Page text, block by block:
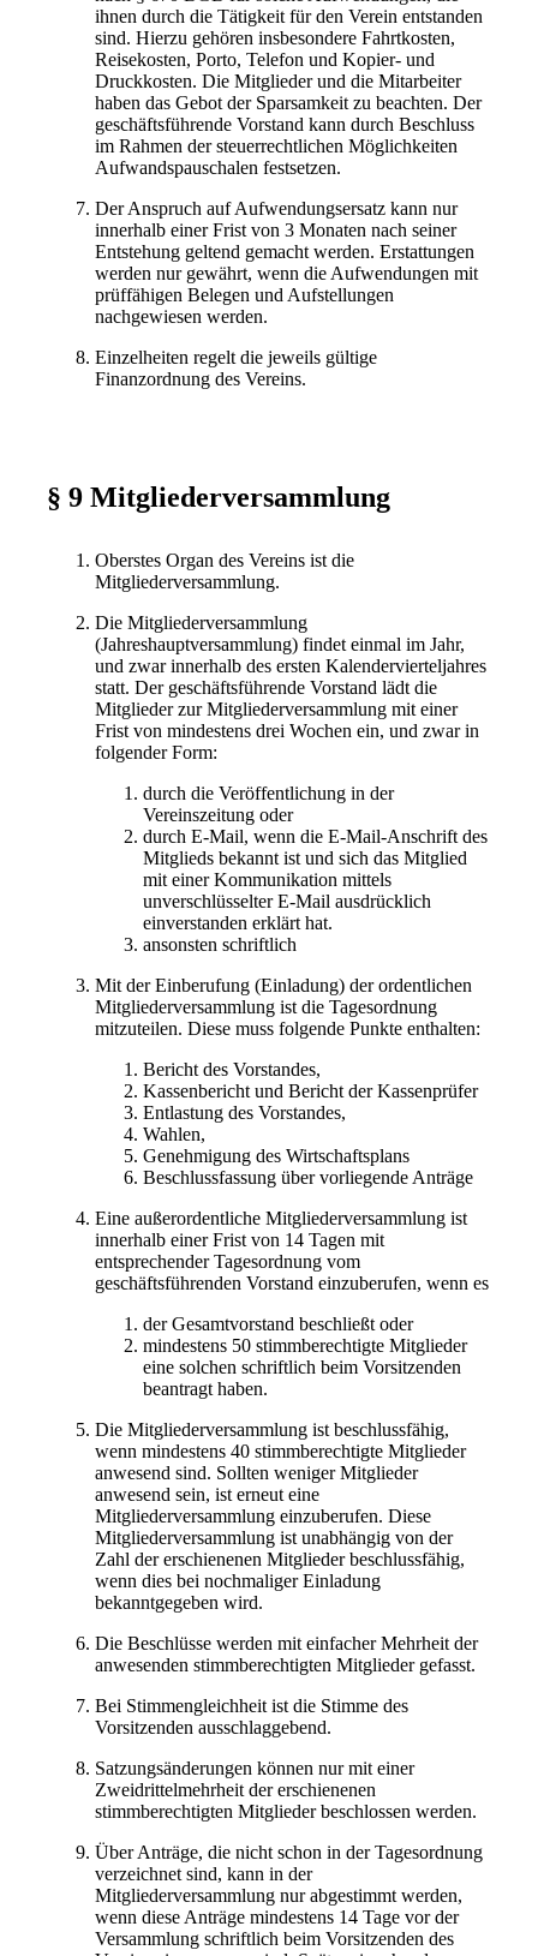
ihnen durch die Tätigkeit für den Verein entstanden
sind. Hierzu gehören insbesondere Fahrtkosten,
Reisekosten, Porto, Telefon und Kopier- und
Druckkosten. Die Mitglieder und die Mitarbeiter
haben das Gebot der Sparsamkeit zu beachten. Der
geschäftsführende Vorstand kann durch Beschluss
im Rahmen der steuerrechtlichen Möglichkeiten
Aufwandspauschalen festsetzen.
Der Anspruch auf Aufwendungsersatz kann nur
innerhalb einer Frist von 3 Monaten nach seiner
Entstehung geltend gemacht werden. Erstattungen
werden nur gewährt, wenn die Aufwendungen mit
prüffähigen Belegen und Aufstellungen
nachgewiesen werden.
Einzelheiten regelt die jeweils gültige
Finanzordnung des Vereins.
§ 9 Mitgliederversammlung
Oberstes Organ des Vereins ist die
Mitgliederversammlung.
Die Mitgliederversammlung
(Jahreshauptversammlung) findet einmal im Jahr,
und zwar innerhalb des ersten Kalendervierteljahres
statt. Der geschäftsführende Vorstand lädt die
Mitglieder zur Mitgliederversammlung mit einer
Frist von mindestens drei Wochen ein, und zwar in
folgender Form:
durch die Veröffentlichung in der
Vereinszeitung oder
durch E-Mail, wenn die E-Mail-Anschrift des
Mitglieds bekannt ist und sich das Mitglied
mit einer Kommunikation mittels
unverschlüsselter E-Mail ausdrücklich
einverstanden erklärt hat.
ansonsten schriftlich
Mit der Einberufung (Einladung) der ordentlichen
Mitgliederversammlung ist die Tagesordnung
mitzuteilen. Diese muss folgende Punkte enthalten:
Bericht des Vorstandes,
Kassenbericht und Bericht der Kassenprüfer
Entlastung des Vorstandes,
Wahlen,
Genehmigung des Wirtschaftsplans
Beschlussfassung über vorliegende Anträge
Eine außerordentliche Mitgliederversammlung ist
innerhalb einer Frist von 14 Tagen mit
entsprechender Tagesordnung vom
geschäftsführenden Vorstand einzuberufen, wenn es
der Gesamtvorstand beschließt oder
mindestens 50 stimmberechtigte Mitglieder
eine solchen schriftlich beim Vorsitzenden
beantragt haben.
Die Mitgliederversammlung ist beschlussfähig,
wenn mindestens 40 stimmberechtigte Mitglieder
anwesend sind. Sollten weniger Mitglieder
anwesend sein, ist erneut eine
Mitgliederversammlung einzuberufen. Diese
Mitgliederversammlung ist unabhängig von der
Zahl der erschienenen Mitglieder beschlussfähig,
wenn dies bei nochmaliger Einladung
bekanntgegeben wird.
Die Beschlüsse werden mit einfacher Mehrheit der
anwesenden stimmberechtigten Mitglieder gefasst.
Bei Stimmengleichheit ist die Stimme des
Vorsitzenden ausschlaggebend.
Satzungsänderungen können nur mit einer
Zweidrittelmehrheit der erschienenen
stimmberechtigten Mitglieder beschlossen werden.
Über Anträge, die nicht schon in der Tagesordnung
verzeichnet sind, kann in der
Mitgliederversammlung nur abgestimmt werden,
wenn diese Anträge mindestens 14 Tage vor der
Versammlung schriftlich beim Vorsitzenden des